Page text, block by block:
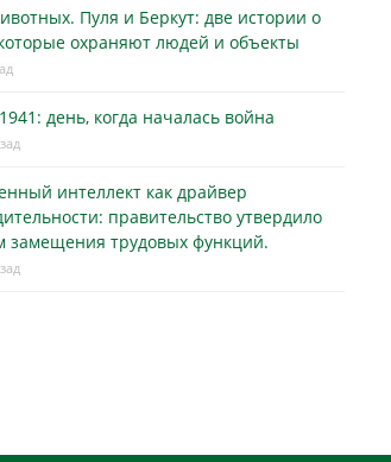
Пуля и Беркут: две истории о
охраняют людей и объекты
день, когда началась война
интеллект как драйвер
правительство утвердило
замещения трудовых функций.